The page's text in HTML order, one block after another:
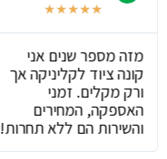
★
★
★
★
★
מזה מספר שנים אני
קונה ציוד לקליניקה אך
ורק מקלים. זמני
האספקה, המחירים
והשירות הם ללא תחרות!